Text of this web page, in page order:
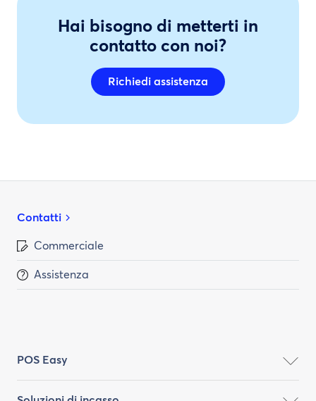
Hai bisogno di metterti in
contatto con noi?
Richiedi assistenza
Contatti
Commerciale
Assistenza
POS Easy